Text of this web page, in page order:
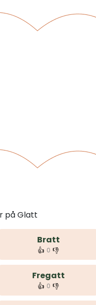
på Glatt
Bratt
👍 0 👎
Fregatt
👍 0 👎